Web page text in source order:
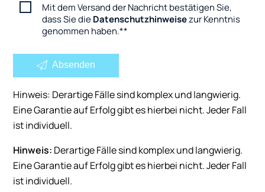
Mit dem Versand der Nachricht bestätigen Sie,
dass Sie die Datenschutzhinweisezur Kenntnis
genommen haben.*
Absenden
Hinweis: Derartige Fälle sind komplex und langwierig.
Eine Garantie auf Erfolg gibt es hierbei nicht. Jeder Fall
ist individuell.
Hinweis: Derartige Fälle sind komplex und langwierig.
Eine Garantie auf Erfolg gibt es hierbei nicht. Jeder Fall
ist individuell.